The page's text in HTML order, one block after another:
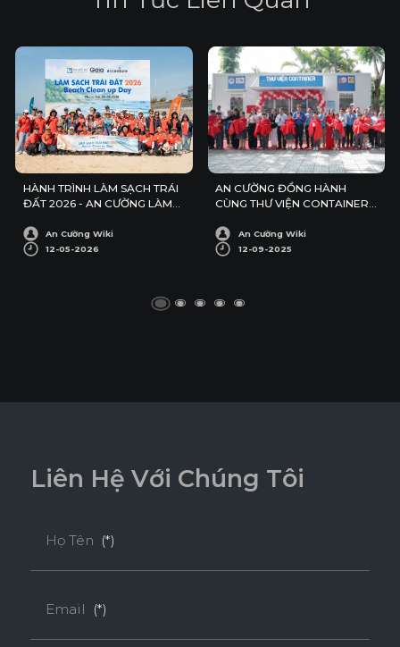
HÀNH TRÌNH LÀM SẠCH TRÁI
ĐẤT 2026 - AN CƯỜNG LÀM
An Cường Wiki
12-05-2026
AN CƯỜNG ĐỒNG HÀNH
CÙNG THƯ VIỆN CONTAINER
An Cường Wiki
12-09-2025
Liên Hệ Với Chúng Tôi
Họ Tên (*)
Email (*)